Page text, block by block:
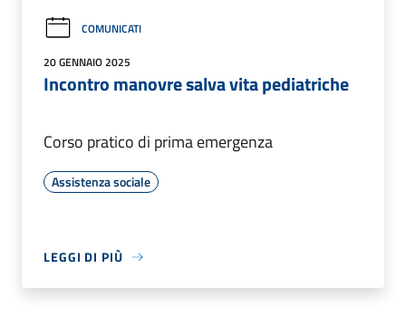
COMUNICATI
20 GENNAIO 2025
Incontro manovre salva vita pediatriche
Corso pratico di prima emergenza
Assistenza sociale
LEGGI DI PIÙ